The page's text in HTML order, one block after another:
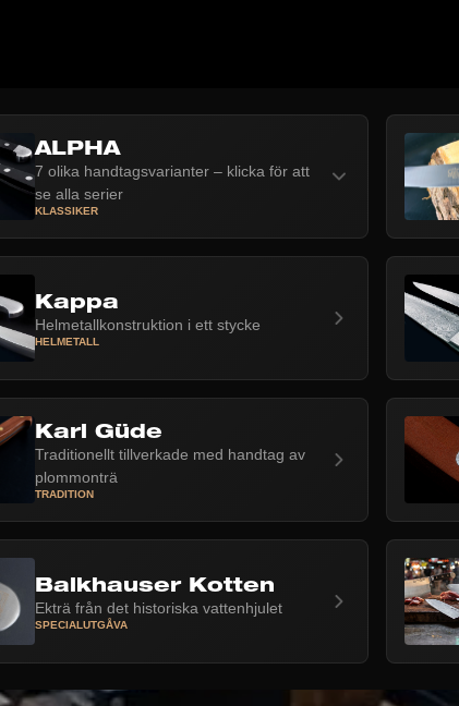
ALPHA
7 olika handtagsvarianter – klicka för att
se alla serier
KLASSIKER
Kappa
Helmetallkonstruktion i ett stycke
HELMETALL
Karl Güde
Traditionellt tillverkade med handtag av
plommonträ
TRADITION
Balkhauser Kotten
Ekträ från det historiska vattenhjulet
SPECIALUTGÅVA